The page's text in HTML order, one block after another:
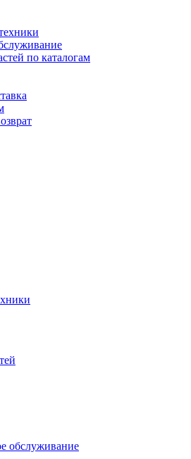
по каталогам
обслуживание